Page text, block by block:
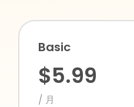
Basic
$5.99
/ 月